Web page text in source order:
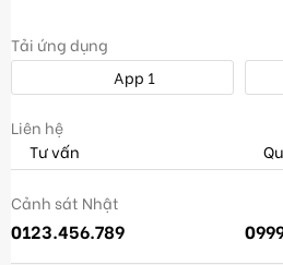
Tải ứng dụng
App 1
Liên hệ
Tư vấn
Cảnh sát Nhật
0123.456.789